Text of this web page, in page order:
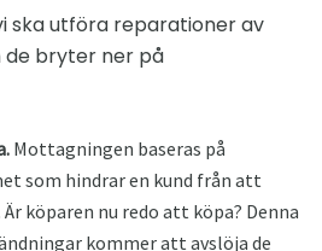
ska utföra reparationer av
de bryter ner på
Mottagningen baseras på
som hindrar en kund från att
köparen nu redo att köpa? Denna
kommer att avslöja de